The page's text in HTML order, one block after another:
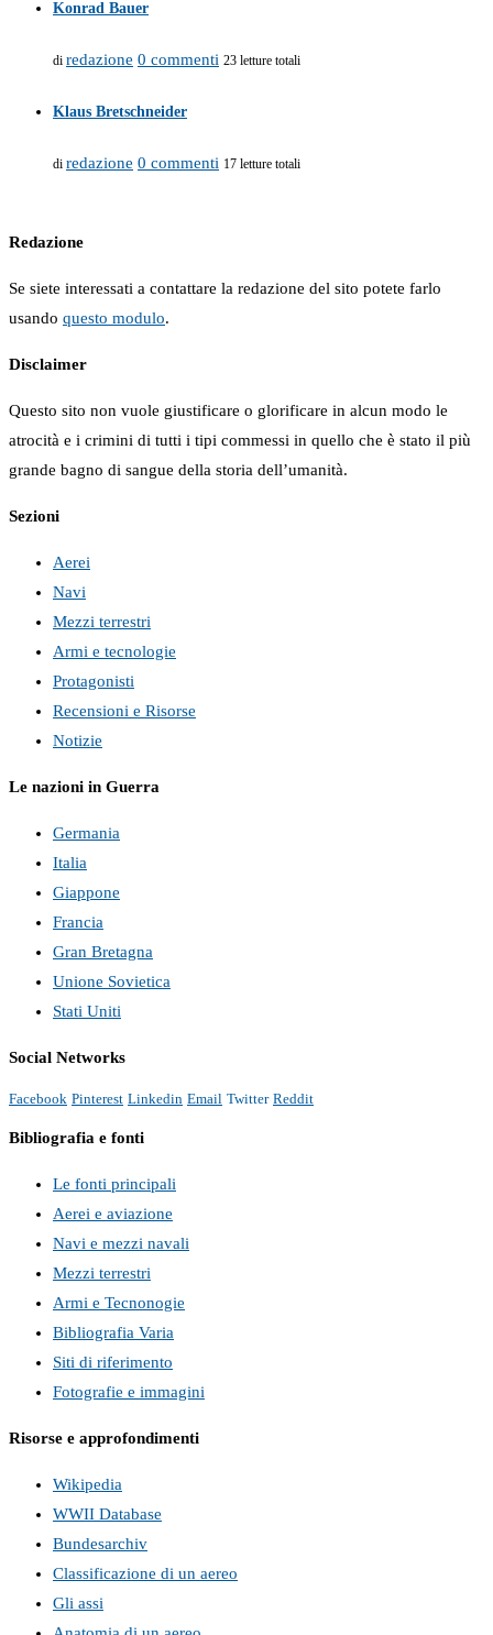
Konrad Bauer
di redazione 0 commenti 23 letture totali
Klaus Bretschneider
di redazione 0 commenti 17 letture totali
Redazione
Se siete interessati a contattare la redazione del sito potete farlo
usando questo modulo.
Disclaimer
Questo sito non vuole giustificare o glorificare in alcun modo le
atrocità e i crimini di tutti i tipi commessi in quello che è stato il più
grande bagno di sangue della storia dell’umanità.
Sezioni
Aerei
Navi
Mezzi terrestri
Armi e tecnologie
Protagonisti
Recensioni e Risorse
Notizie
Le nazioni in Guerra
Germania
Italia
Giappone
Francia
Gran Bretagna
Unione Sovietica
Stati Uniti
Social Networks
Facebook Pinterest Linkedin Email Twitter Reddit
Bibliografia e fonti
Le fonti principali
Aerei e aviazione
Navi e mezzi navali
Mezzi terrestri
Armi e Tecnonogie
Bibliografia Varia
Siti di riferimento
Fotografie e immagini
Risorse e approfondimenti
Wikipedia
WWII Database
Bundesarchiv
Classificazione di un aereo
Gli assi